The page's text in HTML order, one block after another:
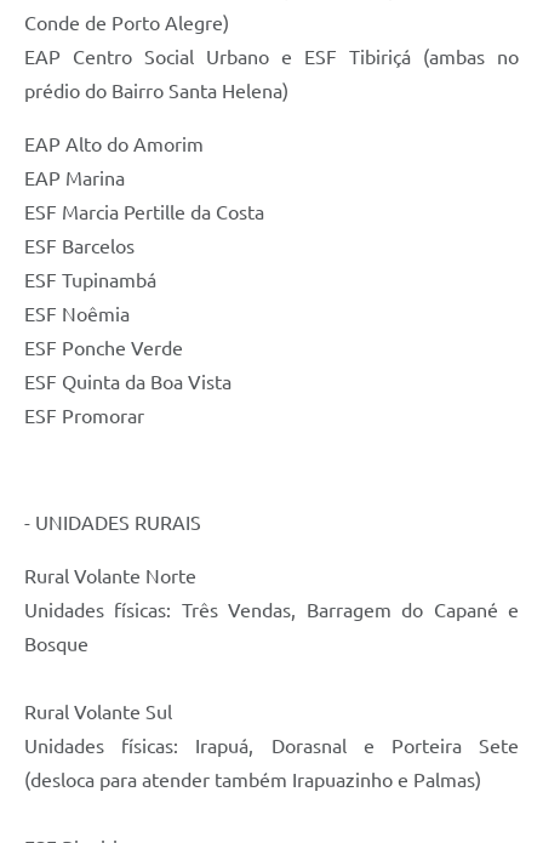
Conde de Porto Alegre)
EAP Centro Social Urbano e ESF Tibiriçá (ambas no
prédio do Bairro Santa Helena)
EAP Alto do Amorim
EAP Marina
ESF Marcia Pertille da Costa
ESF Barcelos
ESF Tupinambá
ESF Noêmia
ESF Ponche Verde
ESF Quinta da Boa Vista
ESF Promorar
- UNIDADES RURAIS
Rural Volante Norte
Unidades físicas: Três Vendas, Barragem do Capané e
Bosque
Rural Volante Sul
Unidades físicas: Irapuá, Dorasnal e Porteira Sete
(desloca para atender também Irapuazinho e Palmas)